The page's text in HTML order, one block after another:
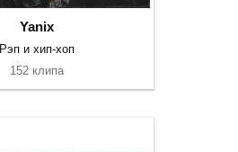
Yanix
Рэп и хип-хоп
152 клипа